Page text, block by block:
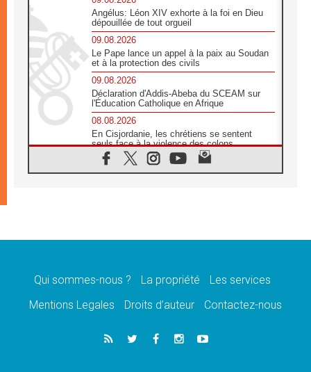
Angélus: Léon XIV exhorte à la foi en Dieu
dépouillée de tout orgueil
09.08.2026
Le Pape lance un appel à la paix au Soudan
et à la protection des civils
09.08.2026
Déclaration d'Addis-Abeba du SCEAM sur
l'Éducation Catholique en Afrique
08.08.2026
En Cisjordanie, les chrétiens se sentent
seuls face à la violence des colons
08.08.2026
Léon XIV au sanctuaire de Notre Dame du
08.08.2026
08.08.2026
catholiques
Au Bangladesh, l'Église accompagne les
Dalits sur le chemin de la dignité
Qui sommes-nous ? La propriété
Les services
Mentions Legales
Droits d’auteur Contactez-nous